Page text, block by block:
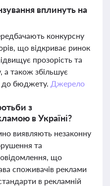
вплинуть на
конкурсну
що відкриває ринок
прозорість та
а також збільшує
до бюджету. Джерело
з
в Україні?
виявляють незаконну
та
що
споживачів реклами
в рекламній